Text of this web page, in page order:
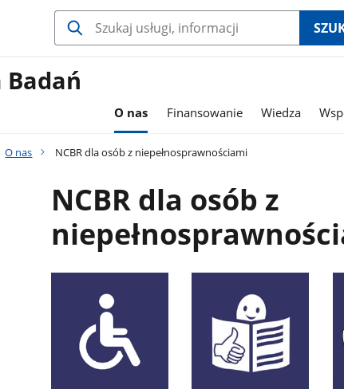
O nas Finansowanie Wiedza
O nas NCBR dla osób z niepełnosprawnościami
NCBR dla osób z